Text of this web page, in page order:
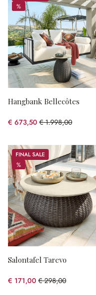
%
%
Hangbank Bellecôtes
€ 673,50 € 1.998,00
(66.29% gespart)
Sale
%
%
Salontafel Tarevo
€ 171,00 € 298,00
(42.62% gespart)